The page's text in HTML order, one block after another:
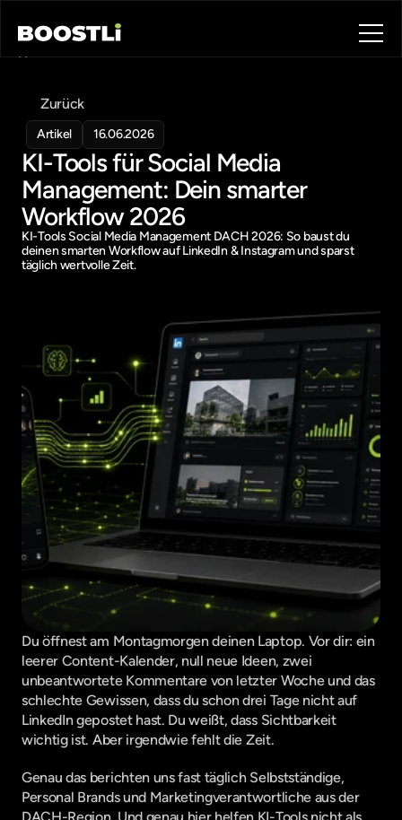
Home
Contact
About
Book a call
Book a call
Zurück
Artikel 16.06.2026
KI-Tools für Social Media
Management: Dein smarter
Workflow 2026
KI-Tools Social Media Management DACH 2026: So baust du
deinen smarten Workflow auf LinkedIn & Instagram und sparst
täglich wertvolle Zeit.
Du öffnest am Montagmorgen deinen Laptop. Vor dir: ein
leerer Content-Kalender, null neue Ideen, zwei
unbeantwortete Kommentare von letzter Woche und das
schlechte Gewissen, dass du schon drei Tage nicht auf
LinkedIn gepostet hast. Du weißt, dass Sichtbarkeit
wichtig ist. Aber irgendwie fehlt die Zeit.
Genau das berichten uns fast täglich Selbstständige,
Personal Brands und Marketingverantwortliche aus der